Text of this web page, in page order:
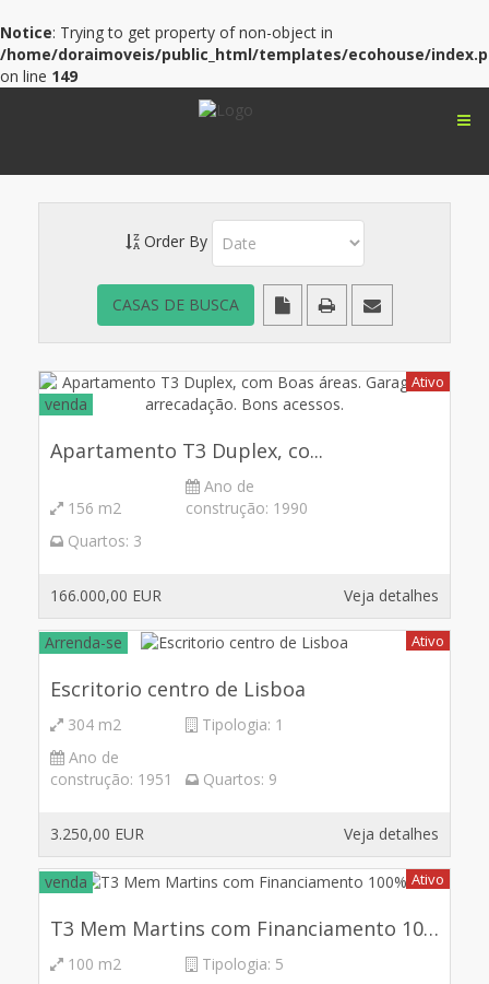
Notice: Trying to get property of non-object in
/home/doraimoveis/public_html/templates/ecohouse/
on line 149
Order By
Ativo
venda
Apartamento T3 Duplex, co...
156 m2
Ano de
construção: 1990
Quartos: 3
166.000,00 EUR Veja detalhes
Ativo
Arrenda-se
Escritorio centro de Lisboa
304 m2 Tipologia: 1
Ano de
construção: 1951 Quartos: 9
3.250,00 EUR Veja detalhes
Ativo
venda
T3 Mem Martins com Financiamento 100%
100 m2 Tipologia: 5